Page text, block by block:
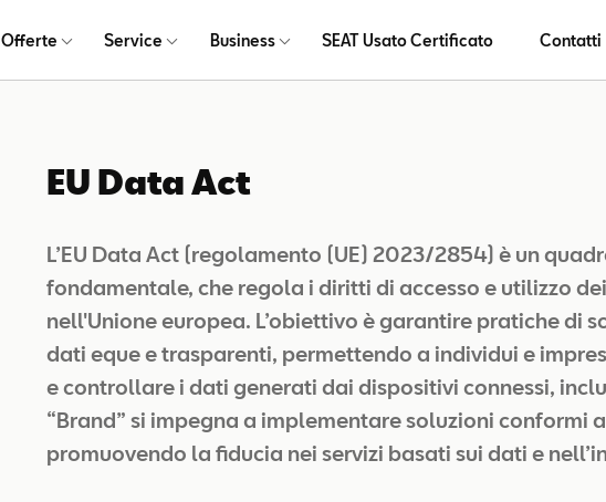
Offerte Service Business SEAT Usato Certificato Contatti
EU Data Act
L’EU Data Act (regolamento (UE) 2023/2854) è un
fondamentale, che regola i diritti di accesso e utilizzo
nell'Unione europea. L’obiettivo è garantire pratiche di
dati eque e trasparenti, permettendo a individui e
e controllare i dati generati dai dispositivi connessi,
“Brand” si impegna a implementare soluzioni conformi
promuovendo la fiducia nei servizi basati sui dati e